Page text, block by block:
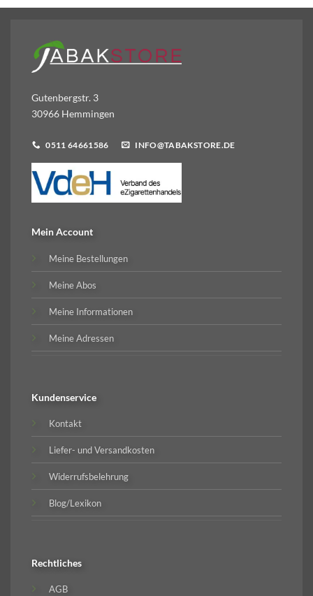
Gutenbergstr. 3
30966 Hemmingen
0511 64661586 INFO@TABAKSTORE.DE
Mein Account
Meine Bestellungen
Meine Abos
Meine Informationen
Meine Adressen
Kundenservice
Kontakt
Liefer- und Versandkosten
Widerrufsbelehrung
Blog/Lexikon
Rechtliches
AGB